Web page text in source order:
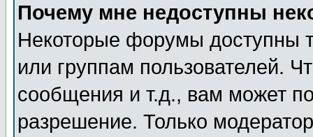
Почему мне недоступны
Некоторые форумы доступны
или группам пользователей.
сообщения и т.д., вам может
разрешение. Только